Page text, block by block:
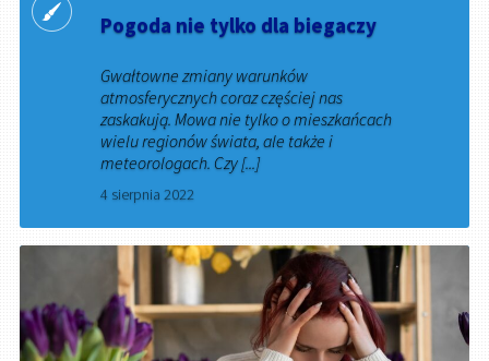
Pogoda nie tylko dla biegaczy
Gwałtowne zmiany warunków
atmosferycznych coraz częściej nas
zaskakują. Mowa nie tylko o mieszkańcach
wielu regionów świata, ale także i
meteorologach. Czy [...]
4 sierpnia 2022